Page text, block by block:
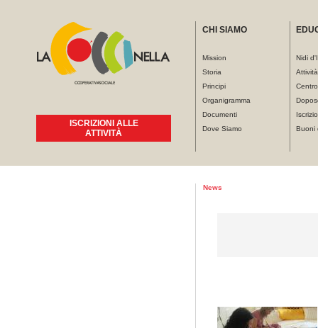
ISCRIZIONI ALLE
ATTIVITÀ
CHI SIAMO
Mission
Storia
Principi
Organigramma
Documenti
Dove Siamo
Nidi
Buoni
Tu sei qui
News